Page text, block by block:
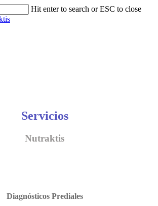
Hit enter to search or ESC to close
Servicios
Nutraktis
Diagnósticos Prediales